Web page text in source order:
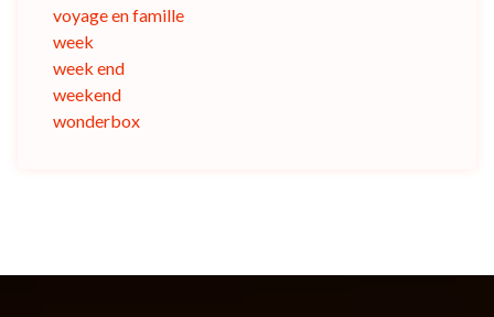
voyage en famille
week
week end
weekend
wonderbox